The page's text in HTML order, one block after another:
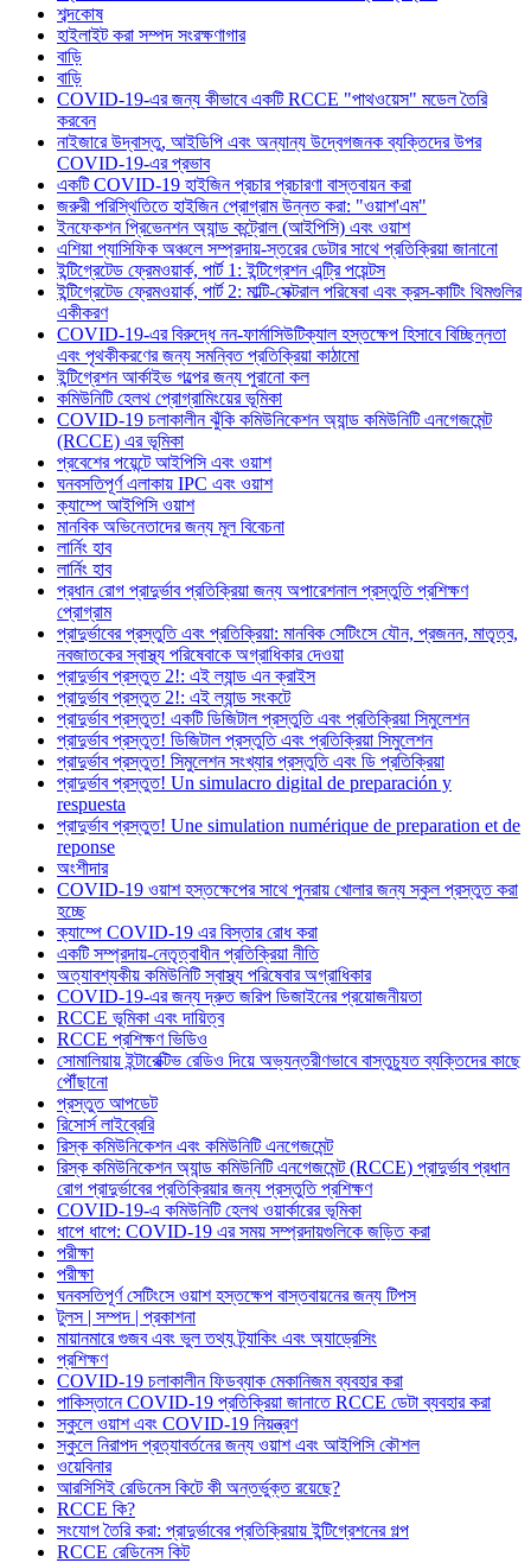
শব্দকোষ
হাইলাইট করা সম্পদ সংরক্ষণাগার
বাড়ি
বাড়ি
COVID-19-এর জন্য কীভাবে একটি RCCE "পাথওয়েস" মডেল তৈরি
করবেন
নাইজারে উদ্বাস্তু, আইডিপি এবং অন্যান্য উদ্বেগজনক ব্যক্তিদের উপর
COVID-19-এর প্রভাব
একটি COVID-19 হাইজিন প্রচার প্রচারণা বাস্তবায়ন করা
জরুরী পরিস্থিতিতে হাইজিন প্রোগ্রাম উন্নত করা: "ওয়াশ'এম"
ইনফেকশন প্রিভেনশন অ্যান্ড কন্ট্রোল (আইপিসি) এবং ওয়াশ
এশিয়া প্যাসিফিক অঞ্চলে সম্প্রদায়-স্তরের ডেটার সাথে প্রতিক্রিয়া জানানো
ইন্টিগ্রেটেড ফ্রেমওয়ার্ক, পার্ট 1: ইন্টিগ্রেশন এন্ট্রি পয়েন্টস
ইন্টিগ্রেটেড ফ্রেমওয়ার্ক, পার্ট 2: মাল্টি-সেক্টরাল পরিষেবা এবং ক্রস-কাটিং থিমগুলির
একীকরণ
COVID-19-এর বিরুদ্ধে নন-ফার্মাসিউটিক্যাল হস্তক্ষেপ হিসাবে বিচ্ছিন্নতা
এবং পৃথকীকরণের জন্য সমন্বিত প্রতিক্রিয়া কাঠামো
ইন্টিগ্রেশন আর্কাইভ গল্পের জন্য পুরানো কল
কমিউনিটি হেলথ প্রোগ্রামিংয়ের ভূমিকা
COVID-19 চলাকালীন ঝুঁকি কমিউনিকেশন অ্যান্ড কমিউনিটি এনগেজমেন্ট
(RCCE) এর ভূমিকা
প্রবেশের পয়েন্টে আইপিসি এবং ওয়াশ
ঘনবসতিপূর্ণ এলাকায় IPC এবং ওয়াশ
ক্যাম্পে আইপিসি ওয়াশ
মানবিক অভিনেতাদের জন্য মূল বিবেচনা
লার্নিং হাব
লার্নিং হাব
প্রধান রোগ প্রাদুর্ভাব প্রতিক্রিয়া জন্য অপারেশনাল প্রস্তুতি প্রশিক্ষণ
প্রোগ্রাম
প্রাদুর্ভাবের প্রস্তুতি এবং প্রতিক্রিয়া: মানবিক সেটিংসে যৌন, প্রজনন, মাতৃত্ব,
নবজাতকের স্বাস্থ্য পরিষেবাকে অগ্রাধিকার দেওয়া
প্রাদুর্ভাব প্রস্তুত 2!: এই ল্যান্ড এন ক্রাইস
প্রাদুর্ভাব প্রস্তুত 2!: এই ল্যান্ড সংকটে
প্রাদুর্ভাব প্রস্তুত! একটি ডিজিটাল প্রস্তুতি এবং প্রতিক্রিয়া সিমুলেশন
প্রাদুর্ভাব প্রস্তুত! ডিজিটাল প্রস্তুতি এবং প্রতিক্রিয়া সিমুলেশন
প্রাদুর্ভাব প্রস্তুত! সিমুলেশন সংখ্যার প্রস্তুতি এবং ডি প্রতিক্রিয়া
প্রাদুর্ভাব প্রস্তুত! Un simulacro digital de preparación y
respuesta
প্রাদুর্ভাব প্রস্তুত! Une simulation numérique de preparation et de
reponse
অংশীদার
COVID-19 ওয়াশ হস্তক্ষেপের সাথে পুনরায় খোলার জন্য স্কুল প্রস্তুত করা
হচ্ছে
ক্যাম্পে COVID-19 এর বিস্তার রোধ করা
একটি সম্প্রদায়-নেতৃত্বাধীন প্রতিক্রিয়া নীতি
অত্যাবশ্যকীয় কমিউনিটি স্বাস্থ্য পরিষেবার অগ্রাধিকার
COVID-19-এর জন্য দ্রুত জরিপ ডিজাইনের প্রয়োজনীয়তা
RCCE ভূমিকা এবং দায়িত্ব
RCCE প্রশিক্ষণ ভিডিও
সোমালিয়ায় ইন্টারেক্টিভ রেডিও দিয়ে অভ্যন্তরীণভাবে বাস্তুচ্যুত ব্যক্তিদের কাছে
পৌঁছানো
প্রস্তুত আপডেট
রিসোর্স লাইব্রেরি
রিস্ক কমিউনিকেশন এবং কমিউনিটি এনগেজমেন্ট
রিস্ক কমিউনিকেশন অ্যান্ড কমিউনিটি এনগেজমেন্ট (RCCE) প্রাদুর্ভাব প্রধান
রোগ প্রাদুর্ভাবের প্রতিক্রিয়ার জন্য প্রস্তুতি প্রশিক্ষণ
COVID-19-এ কমিউনিটি হেলথ ওয়ার্কারের ভূমিকা
ধাপে ধাপে: COVID-19 এর সময় সম্প্রদায়গুলিকে জড়িত করা
পরীক্ষা
পরীক্ষা
ঘনবসতিপূর্ণ সেটিংসে ওয়াশ হস্তক্ষেপ বাস্তবায়নের জন্য টিপস
টুলস | সম্পদ | প্রকাশনা
মায়ানমারে গুজব এবং ভুল তথ্য ট্র্যাকিং এবং অ্যাড্রেসিং
প্রশিক্ষণ
COVID-19 চলাকালীন ফিডব্যাক মেকানিজম ব্যবহার করা
পাকিস্তানে COVID-19 প্রতিক্রিয়া জানাতে RCCE ডেটা ব্যবহার করা
স্কুলে ওয়াশ এবং COVID-19 নিয়ন্ত্রণ
স্কুলে নিরাপদ প্রত্যাবর্তনের জন্য ওয়াশ এবং আইপিসি কৌশল
ওয়েবিনার
আরসিসিই রেডিনেস কিটে কী অন্তর্ভুক্ত রয়েছে?
RCCE কি?
সংযোগ তৈরি করা: প্রাদুর্ভাবের প্রতিক্রিয়ায় ইন্টিগ্রেশনের গল্প
RCCE রেডিনেস কিট